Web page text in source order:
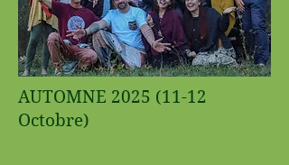
AUTOMNE 2025 (11-12
Octobre)